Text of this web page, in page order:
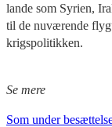
lande som Syrien,
til de nuværende
krigspolitikken.
Se mere
Som under